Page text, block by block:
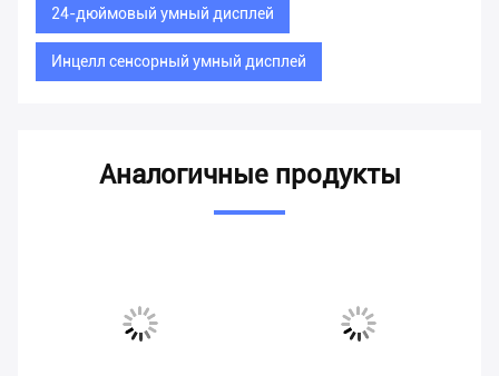
24-дюймовый умный дисплей
Инцелл сенсорный умный дисплей
Аналогичные продукты